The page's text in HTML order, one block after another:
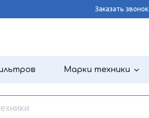
Заказать звонок
Марки техники